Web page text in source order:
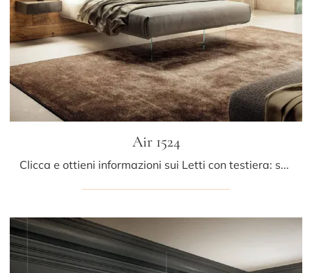
Air 1524
Clicca e ottieni informazioni sui Letti con testiera: se vuoi modelli matrimoniali design, il modello Air 1524 Lago fa al caso tuo.